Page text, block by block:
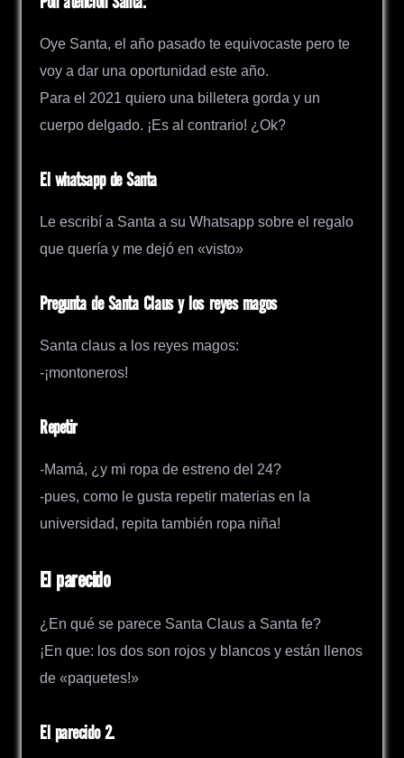
Oye Santa, el año pasado te equivocaste pero te
voy a dar una oportunidad este año.
Para el 2021 quiero una billetera gorda y un
cuerpo delgado. ¡Es al contrario! ¿Ok?
El whatsapp de Santa
Le escribí a Santa a su Whatsapp sobre el regalo
que quería y me dejó en «visto»
Pregunta de Santa Claus y los reyes magos
Santa claus a los reyes magos:
-¡montoneros!
Repetir
-Mamá, ¿y mi ropa de estreno del 24?
-pues, como le gusta repetir materias en la
universidad, repita también ropa niña!
El parecido
¿En qué se parece Santa Claus a Santa fe?
¡En que: los dos son rojos y blancos y están llenos
de «paquetes!»
El parecido 2.